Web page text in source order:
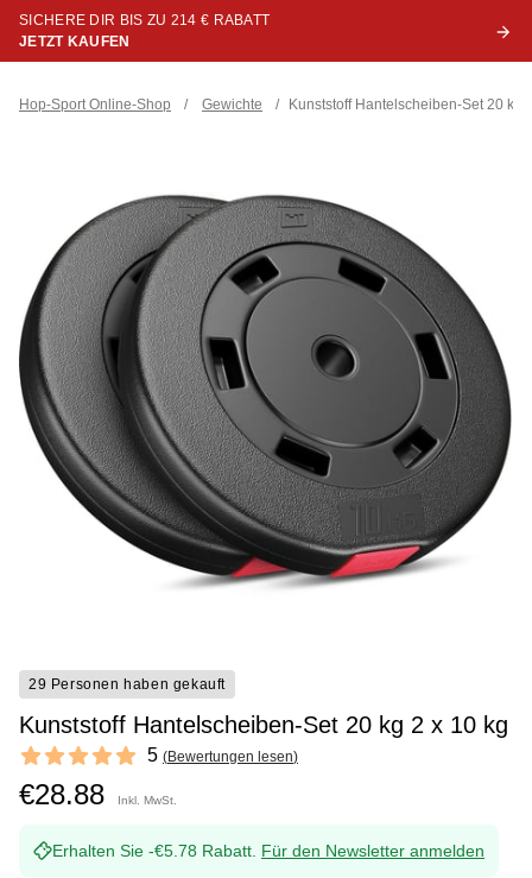
SICHERE DIR BIS ZU 214 € RABATT
JETZT KAUFEN
Hop-Sport Online-Shop / Gewichte / Kunststoff Hantelscheiben-Set 20 kg
29 Personen haben gekauft
Kunststoff Hantelscheiben-Set 20 kg 2 x 10 kg
Reviews
5 out of 5 stars 5 (Bewertungen lesen)
€28.88 Inkl. MwSt.
Erhalten Sie -€5.78 Rabatt. Für den Newsletter anmelden